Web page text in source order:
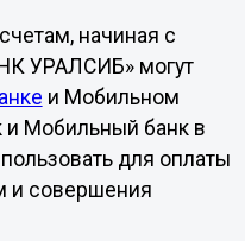
начиная с
УРАЛСИБ» могут
и Мобильном
и Мобильный банк в
для оплаты
и совершения